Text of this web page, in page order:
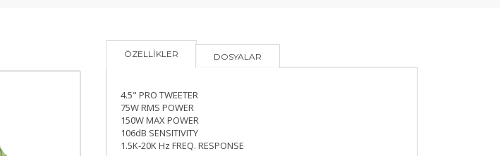
ÖZELLİKLER DOSYALAR
4.5" PRO TWEETER
75W RMS POWER
150W MAX POWER
106dB SENSITIVITY
1.5K-20K Hz FREQ. RESPONSE